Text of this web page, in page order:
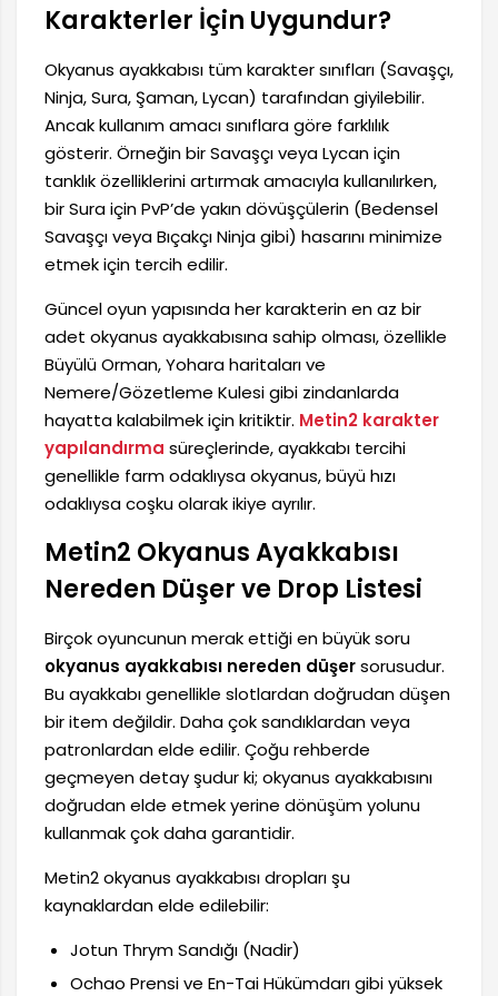
Karakterler İçin Uygundur?
Okyanus ayakkabısı tüm karakter sınıfları (Savaşçı,
Ninja, Sura, Şaman, Lycan) tarafından giyilebilir.
Ancak kullanım amacı sınıflara göre farklılık
gösterir. Örneğin bir Savaşçı veya Lycan için
tanklık özelliklerini artırmak amacıyla kullanılırken,
bir Sura için PvP’de yakın dövüşçülerin (Bedensel
Savaşçı veya Bıçakçı Ninja gibi) hasarını minimize
etmek için tercih edilir.
Güncel oyun yapısında her karakterin en az bir
adet okyanus ayakkabısına sahip olması, özellikle
Büyülü Orman, Yohara haritaları ve
Nemere/Gözetleme Kulesi gibi zindanlarda
hayatta kalabilmek için kritiktir. Metin2 karakter
yapılandırma süreçlerinde, ayakkabı tercihi
genellikle farm odaklıysa okyanus, büyü hızı
odaklıysa coşku olarak ikiye ayrılır.
Metin2 Okyanus Ayakkabısı
Nereden Düşer ve Drop Listesi
Birçok oyuncunun merak ettiği en büyük soru
okyanus ayakkabısı nereden düşersorusudur.
Bu ayakkabı genellikle slotlardan doğrudan düşen
bir item değildir. Daha çok sandıklardan veya
patronlardan elde edilir. Çoğu rehberde
geçmeyen detay şudur ki; okyanus ayakkabısını
doğrudan elde etmek yerine dönüşüm yolunu
kullanmak çok daha garantidir.
Metin2 okyanus ayakkabısı dropları şu
kaynaklardan elde edilebilir:
Jotun Thrym Sandığı (Nadir)
Ochao Prensi ve En-Tai Hükümdarı gibi yüksek